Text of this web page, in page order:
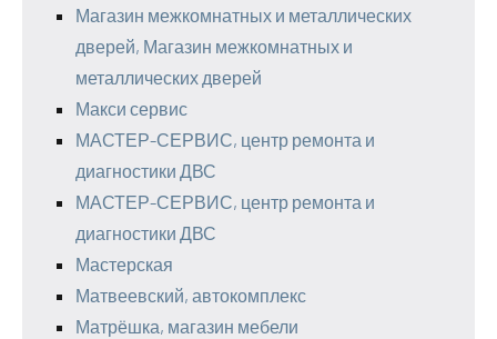
Магазин межкомнатных и металлических
дверей, Магазин межкомнатных и
металлических дверей
Макси сервис
МАСТЕР-СЕРВИС, центр ремонта и
диагностики ДВС
МАСТЕР-СЕРВИС, центр ремонта и
диагностики ДВС
Мастерская
Матвеевский, автокомплекс
Матрёшка, магазин мебели